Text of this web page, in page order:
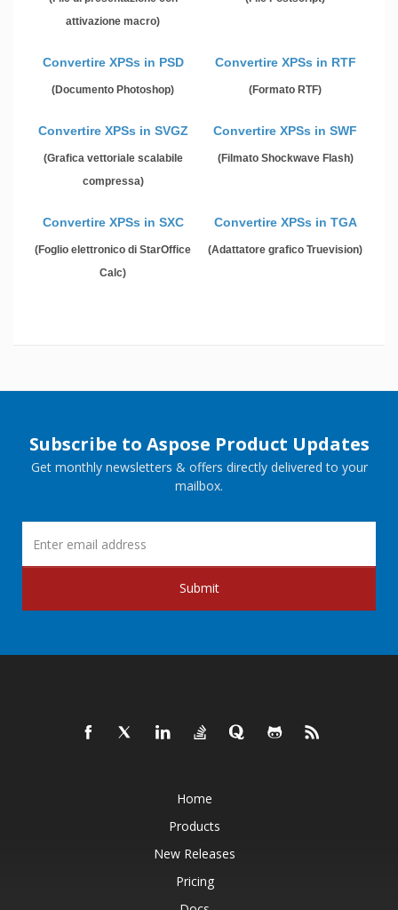
attivazione macro)
Convertire XPSs in PSD
(Documento Photoshop)
Convertire XPSs in RTF
(Formato RTF)
Convertire XPSs in SVGZ
(Grafica vettoriale scalabile
compressa)
Convertire XPSs in SWF
(Filmato Shockwave Flash)
Convertire XPSs in SXC
(Foglio elettronico di StarOffice
Calc)
Convertire XPSs in TGA
(Adattatore grafico Truevision)
Subscribe to Aspose Product Updates
Get monthly newsletters & offers directly delivered to your
mailbox.
Submit
Home
Products
New Releases
Pricing